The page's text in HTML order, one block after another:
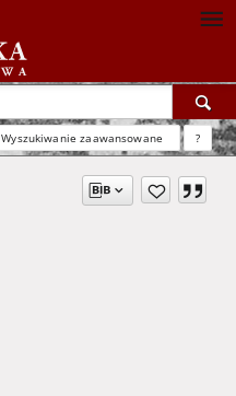
Wyszukiwanie zaawansowane ?